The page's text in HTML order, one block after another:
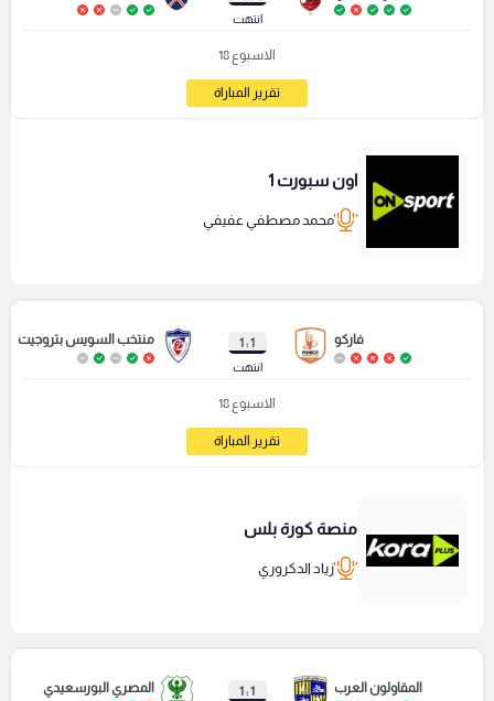
انتهت
الاسبوع 18
تقرير المباراة
اون سبورت 1
محمد مصطفي عفيفي
فاركو
1 : 1
انتهت
منتخب السويس بتروجيت
الاسبوع 18
تقرير المباراة
منصة كورة بلس
زياد الدكروري
المقاولون العرب
1 : 1
المصري البورسعيدي